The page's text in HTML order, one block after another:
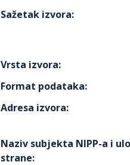
Sažetak izvora:
Vrsta izvora:
Format podataka:
Adresa izvora:
Naziv subjekta NIPP-a i
strane: